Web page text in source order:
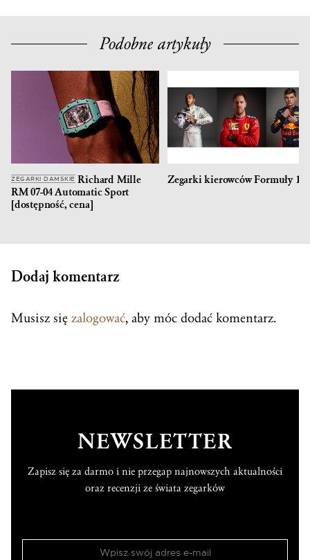
Podobne artykuły
ZEGARKI DAMSKIERichard Mille
RM 07-04 Automatic Sport
[dostępność, cena]
Zegarki kierowców Formuły 1
Dodaj komentarz
Musisz się zalogować, aby móc dodać komentarz.
NEWSLETTER
Zapisz się za darmo i nie przegap najnowszych aktualności
oraz recenzji ze świata zegarków